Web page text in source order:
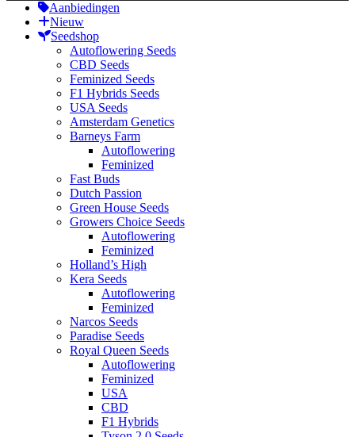
Aanbiedingen
Nieuw
Seedshop
Autoflowering Seeds
CBD Seeds
Feminized Seeds
F1 Hybrids Seeds
USA Seeds
Amsterdam Genetics
Barneys Farm
Autoflowering
Feminized
Fast Buds
Dutch Passion
Green House Seeds
Growers Choice Seeds
Autoflowering
Feminized
Holland’s High
Kera Seeds
Autoflowering
Feminized
Narcos Seeds
Paradise Seeds
Royal Queen Seeds
Autoflowering
Feminized
USA
CBD
F1 Hybrids